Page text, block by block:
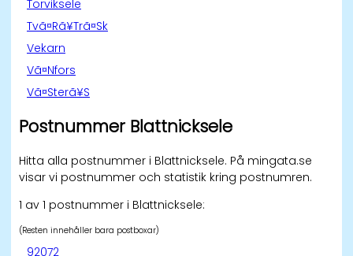
Torviksele
Tvã¤Rã¥Trã¤Sk
Vekarn
Vã¤Nfors
Vã¤Sterã¥S
Postnummer Blattnicksele
Hitta alla postnummer i Blattnicksele. På mingata.se
visar vi postnummer och statistik kring postnumren.
1 av 1 postnummer i Blattnicksele:
(Resten innehåller bara postboxar)
92072